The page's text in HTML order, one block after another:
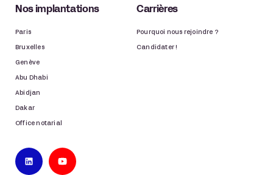
Nos implantations
Paris
Bruxelles
Genève
Abu Dhabi
Abidjan
Dakar
Office notarial
Carrières
Pourquoi nous rejoindre ?
Candidater !